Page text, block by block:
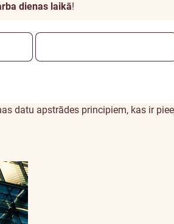
dienas laikā!
datu apstrādes principiem, kas ir